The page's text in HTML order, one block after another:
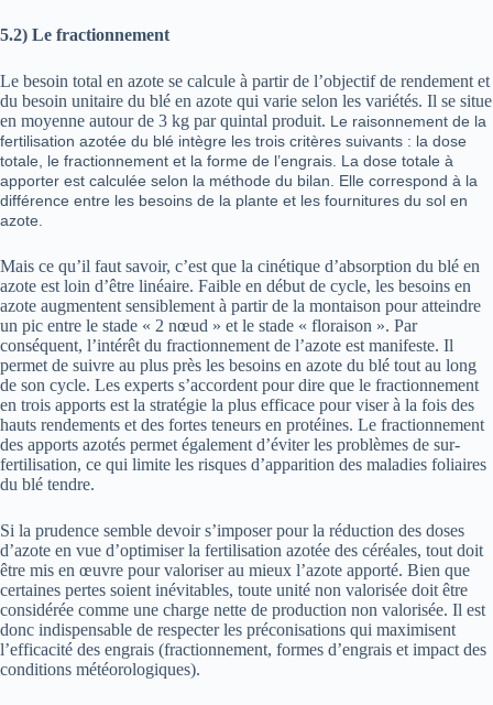
5.2) Le fractionnement
Le besoin total en azote se calcule à partir de l’objectif de rendement et
du besoin unitaire du blé en azote qui varie selon les variétés. Il se situe
en moyenne autour de 3 kg par quintal produit. Le raisonnement de la
fertilisation azotée du blé intègre les trois critères suivants : la dose
totale, le fractionnement et la forme de l’engrais. La dose totale à
apporter est calculée selon la méthode du bilan. Elle correspond à la
différence entre les besoins de la plante et les fournitures du sol en
azote.
Mais ce qu’il faut savoir, c’est que la cinétique d’absorption du blé en
azote est loin d’être linéaire. Faible en début de cycle, les besoins en
azote augmentent sensiblement à partir de la montaison pour atteindre
un pic entre le stade « 2 nœud » et le stade « floraison ». Par
conséquent, l’intérêt du fractionnement de l’azote est manifeste. Il
permet de suivre au plus près les besoins en azote du blé tout au long
de son cycle. Les experts s’accordent pour dire que le fractionnement
en trois apports est la stratégie la plus efficace pour viser à la fois des
hauts rendements et des fortes teneurs en protéines. Le fractionnement
des apports azotés permet également d’éviter les problèmes de sur-
fertilisation, ce qui limite les risques d’apparition des maladies foliaires
du blé tendre.
Si la prudence semble devoir s’imposer pour la réduction des doses
d’azote en vue d’optimiser la fertilisation azotée des céréales, tout doit
être mis en œuvre pour valoriser au mieux l’azote apporté. Bien que
certaines pertes soient inévitables, toute unité non valorisée doit être
considérée comme une charge nette de production non valorisée. Il est
donc indispensable de respecter les préconisations qui maximisent
l’efficacité des engrais (fractionnement, formes d’engrais et impact des
conditions météorologiques).